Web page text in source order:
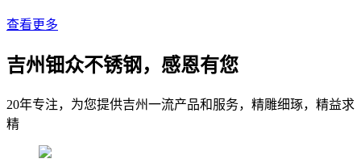
查看更多
吉州钿众不锈钢，感恩有您
20年专注，为您提供吉州一流产品和服务，精雕细琢，精益求
精